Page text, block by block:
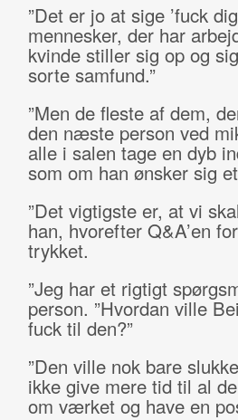
”Det er jo at sige ’fuck
mennesker, der har
kvinde stiller sig op og
sorte samfund.”
”Men de fleste af dem,
den næste person ved
alle i salen tage en dyb
som om han ønsker sig
”Det vigtigste er, at vi
han, hvorefter Q&A’en
trykket.
”Jeg har et rigtigt
person. ”Hvordan ville
fuck til den?”
”Den ville nok bare
ikke give mere tid til al
om værket og have en